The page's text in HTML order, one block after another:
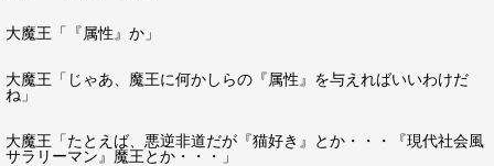
大魔王「『属性』か」
大魔王「じゃあ、魔王に何かしらの『属性』を与えればいいわけだ
ね」
大魔王「たとえば、悪逆非道だが『猫好き』とか・・・『現代社会風
サラリーマン』魔王とか・・・」